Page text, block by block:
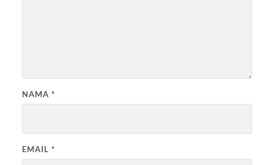
NAMA *
EMAIL *